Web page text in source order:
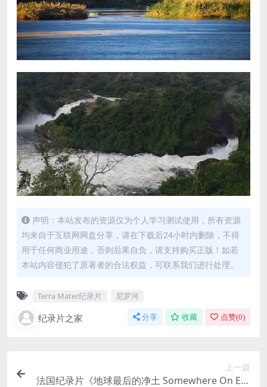
声明：本站发布的资源仅为个人学习测试使用，所有资源
均来自于互联网网盘分享，请在下载后24小时内删除，不得
用于任何商业用途，否则后果自负，请支持购买正版！如若
本站内容侵犯了原著者的合法权益，可联系我们进行处理。
Terra Mater纪录片 尼罗河
纪录片之家 分享 收藏 点赞(0)
上一篇
法国纪录片《地球最后的净土 Somewhere On Ear